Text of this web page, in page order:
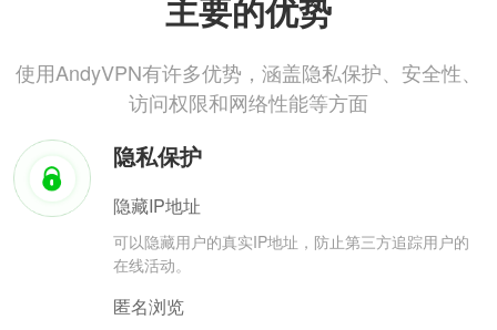
主要的优势
使用AndyVPN有许多优势，涵盖隐私保护、安全性、
访问权限和网络性能等方面
隐私保护
隐藏IP地址
可以隐藏用户的真实IP地址，防止第三方追踪用户的
在线活动。
匿名浏览